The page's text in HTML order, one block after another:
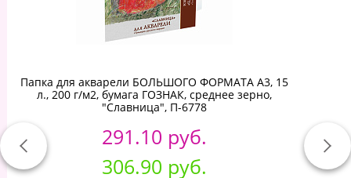
Папка для акварели БОЛЬШОГО ФОРМАТА А3, 15
л., 200 г/м2, бумага ГОЗНАК, среднее зерно,
"Славница", П-6778
291.10 руб.
306.90 руб.